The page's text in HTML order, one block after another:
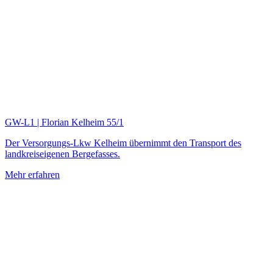
GW-L1 | Florian Kelheim 55/1
Der Versorgungs-Lkw Kelheim übernimmt den Transport des
landkreiseigenen Bergefasses.
Mehr erfahren